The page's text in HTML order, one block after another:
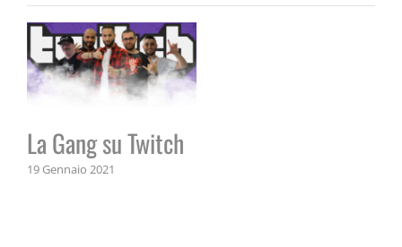
La Gang su Twitch
19 Gennaio 2021